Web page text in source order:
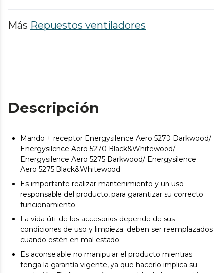
Más Repuestos ventiladores
Descripción
Mando + receptor Energysilence Aero 5270 Darkwood/
Energysilence Aero 5270 Black&Whitewood/
Energysilence Aero 5275 Darkwood/ Energysilence
Aero 5275 Black&Whitewood
Es importante realizar mantenimiento y un uso
responsable del producto, para garantizar su correcto
funcionamiento.
La vida útil de los accesorios depende de sus
condiciones de uso y limpieza; deben ser reemplazados
cuando estén en mal estado.
Es aconsejable no manipular el producto mientras
tenga la garantía vigente, ya que hacerlo implica su